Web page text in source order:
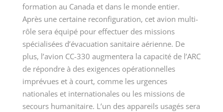
formation au Canada et dans le monde entier.
Après une certaine reconfiguration, cet avion multi-
rôle sera équipé pour effectuer des missions
spécialisées d’évacuation sanitaire aérienne. De
plus, l’avion CC-330 augmentera la capacité de l’ARC
de répondre à des exigences opérationnelles
imprévues et à court, comme les urgences
nationales et internationales ou les missions de
secours humanitaire. L’un des appareils usagés sera